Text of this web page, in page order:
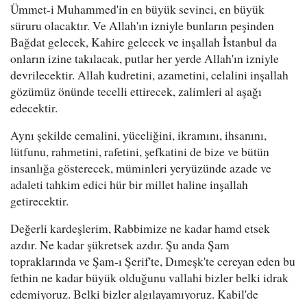
Ümmet-i Muhammed'in en büyük sevinci, en büyük
süruru olacaktır. Ve Allah'ın izniyle bunların peşinden
Bağdat gelecek, Kahire gelecek ve inşallah İstanbul da
onların izine takılacak, putlar her yerde Allah'ın izniyle
devrilecektir. Allah kudretini, azametini, celalini inşallah
gözümüz önünde tecelli ettirecek, zalimleri al aşağı
edecektir.
Aynı şekilde cemalini, yüceliğini, ikramını, ihsanını,
lütfunu, rahmetini, rafetini, şefkatini de bize ve bütün
insanlığa gösterecek, müminleri yeryüzünde azade ve
adaleti tahkim edici hür bir millet haline inşallah
getirecektir.
Değerli kardeşlerim, Rabbimize ne kadar hamd etsek
azdır. Ne kadar şükretsek azdır. Şu anda Şam
topraklarında ve Şam-ı Şerif'te, Dımeşk'te cereyan eden bu
fethin ne kadar büyük olduğunu vallahi bizler belki idrak
edemiyoruz. Belki bizler algılayamıyoruz. Kabil'de